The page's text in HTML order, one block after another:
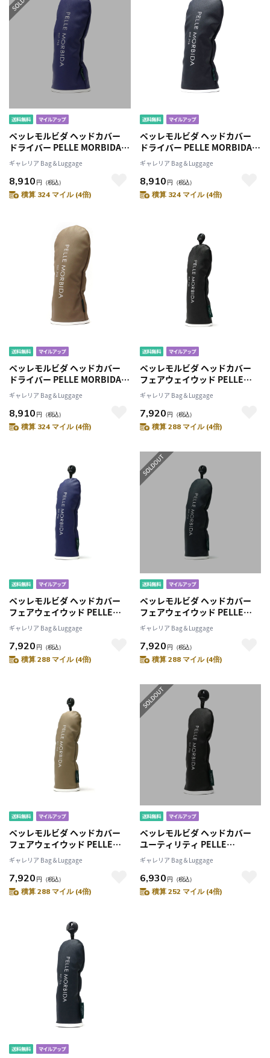
ペッレモルビダ ヘッドカバー
ドライバー PELLE MORBIDA
GOLF ゴルフ ドライバーヘッド
カバー 型押し 合成皮革 合皮 メ
ンズ レディース PG002B
ギャレリア Bag＆Luggage
8,910 円 （税込）
積算 324 マイル (4倍)
ペッレモルビダ ヘッドカバー
ドライバー PELLE MORBIDA
GOLF ゴルフ ドライバーヘッド
カバー 型押し 合成皮革 合皮 メ
ンズ レディース PG002B
ギャレリア Bag＆Luggage
8,910 円 （税込）
積算 324 マイル (4倍)
ペッレモルビダ ヘッドカバー
ドライバー PELLE MORBIDA
GOLF ゴルフ ドライバーヘッド
カバー 型押し 合成皮革 合皮 メ
ンズ レディース PG002B
ギャレリア Bag＆Luggage
8,910 円 （税込）
積算 324 マイル (4倍)
ペッレモルビダ ヘッドカバー
フェアウェイウッド PELLE
MORBIDA GOLF ゴルフ フェア
ウェイウッドヘッドカバー カバ
ー ダイヤル式番手 型押し 合成
皮革 合皮 メンズ レディース
ギャレリア Bag＆Luggage
7,920 円 （税込）
積算 288 マイル (4倍)
ペッレモルビダ ヘッドカバー
フェアウェイウッド PELLE
MORBIDA GOLF ゴルフ フェア
ウェイウッドヘッドカバー カバ
ー ダイヤル式番手 型押し 合成
皮革 合皮 メンズ レディース
ギャレリア Bag＆Luggage
7,920 円 （税込）
積算 288 マイル (4倍)
ペッレモルビダ ヘッドカバー
フェアウェイウッド PELLE
MORBIDA GOLF ゴルフ フェア
ウェイウッドヘッドカバー カバ
ー ダイヤル式番手 型押し 合成
皮革 合皮 メンズ レディース
ギャレリア Bag＆Luggage
7,920 円 （税込）
積算 288 マイル (4倍)
ペッレモルビダ ヘッドカバー
フェアウェイウッド PELLE
MORBIDA GOLF ゴルフ フェア
ウェイウッドヘッドカバー カバ
ー ダイヤル式番手 型押し 合成
皮革 合皮 メンズ レディース
ギャレリア Bag＆Luggage
7,920 円 （税込）
積算 288 マイル (4倍)
ペッレモルビダ ヘッドカバー
ユーティリティ PELLE
MORBIDA GOLF ゴルフ ユーテ
ィリティヘッドカバー カバー
ダイヤル式番手 ユーティリティ
ー 型押し 合成皮革 合皮 メンズ
ギャレリア Bag＆Luggage
6,930 円 （税込）
積算 252 マイル (4倍)